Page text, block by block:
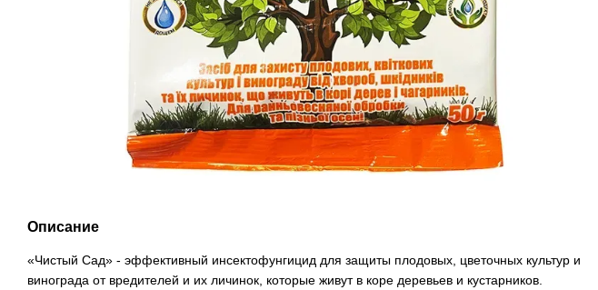
Описание
«Чистый Сад» - эффективный инсектофунгицид для защиты плодовых, цветочных культур и
винограда от вредителей и их личинок, которые живут в коре деревьев и кустарников.